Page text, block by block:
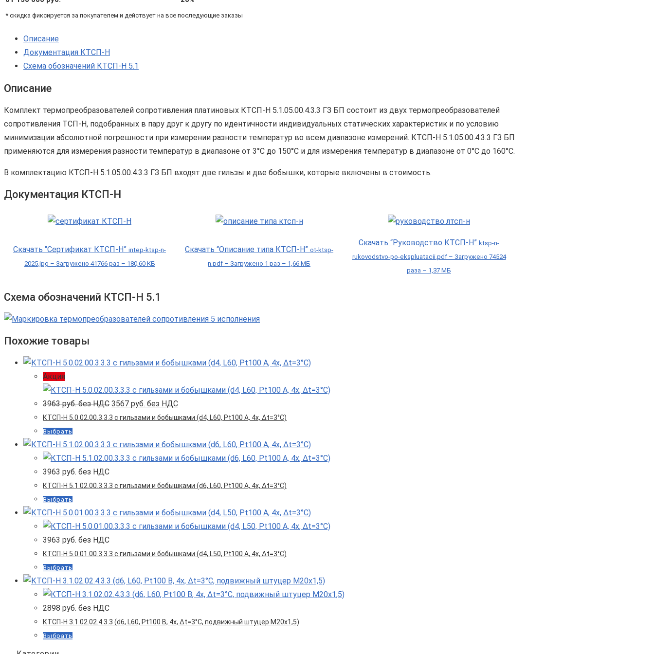
B,
* скидка фиксируется за покупателем и действует на все последующие заказы
Описание
Документация КТСП-Н
Схема обозначений КТСП-Н 5.1
Описание
Комплект термопреобразователей сопротивления платиновых КТСП-Н 5.1.05.00.4.3.3 ГЗ БП состоит из двух термопреобразователей
сопротивления ТСП-Н, подобранных в пару друг к другу по идентичности индивидуальных статических характеристик и по условию
минимизации абсолютной погрешности при измерении разности температур во всем диапазоне измерений. КТСП-Н 5.1.05.00.4.3.3 ГЗ БП
применяются для измерения разности температур в диапазоне от 3°С до 150°С и для измерения температур в диапазоне от 0°С до 160°С.
В комплектацию КТСП-Н 5.1.05.00.4.3.3 ГЗ БП входят две гильзы и две бобышки, которые включены в стоимость.
Документация КТСП-Н
Скачать “Сертификат КТСП-Н” intep-ktsp-n-
2025.jpg – Загружено 41766 раз – 180,60 КБ
Скачать “Описание типа КТСП-Н” ot-ktsp-
n.pdf – Загружено 1 раз – 1,66 МБ
Скачать “Руководство КТСП-Н” ktsp-n-
rukovodstvo-po-ekspluatacii.pdf – Загружено 74524
раза – 1,37 МБ
Схема обозначений КТСП-Н 5.1
Похожие товары
Акция
3963руб. без НДС Первоначальная
составляла
НДС.
3567 руб. без НДСТекущая
3567 руб.
КТСП-Н 5.0.02.00.3.3.3 с гильзами и бобышками (d4, L60, Pt100 А, 4х, Δt=3°С)
Выбрать
3963 руб. без НДС
КТСП-Н 5.1.02.00.3.3.3 с гильзами и бобышками (d6, L60, Pt100 А, 4х, Δt=3°С)
Выбрать
3963 руб. без НДС
КТСП-Н 5.0.01.00.3.3.3 с гильзами и бобышками (d4, L50, Pt100 А, 4х, Δt=3°С)
Выбрать
2898 руб. без НДС
КТСП-Н 3.1.02.02.4.3.3 (d6, L60, Pt100 B, 4х, Δt=3°C, подвижный штуцер М20х1,5)
Выбрать